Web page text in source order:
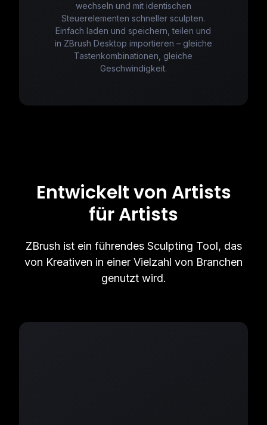
wechseln und mit identischen
Steuerelementen schneller sculpten.
Einfach laden und speichern, teilen und
in ZBrush Desktop importieren – gleiche
Tastenkombinationen, gleiche
Geschwindigkeit.
Entwickelt von Artists
für Artists
ZBrush ist ein führendes Sculpting Tool, das
von Kreativen in einer Vielzahl von Branchen
genutzt wird.